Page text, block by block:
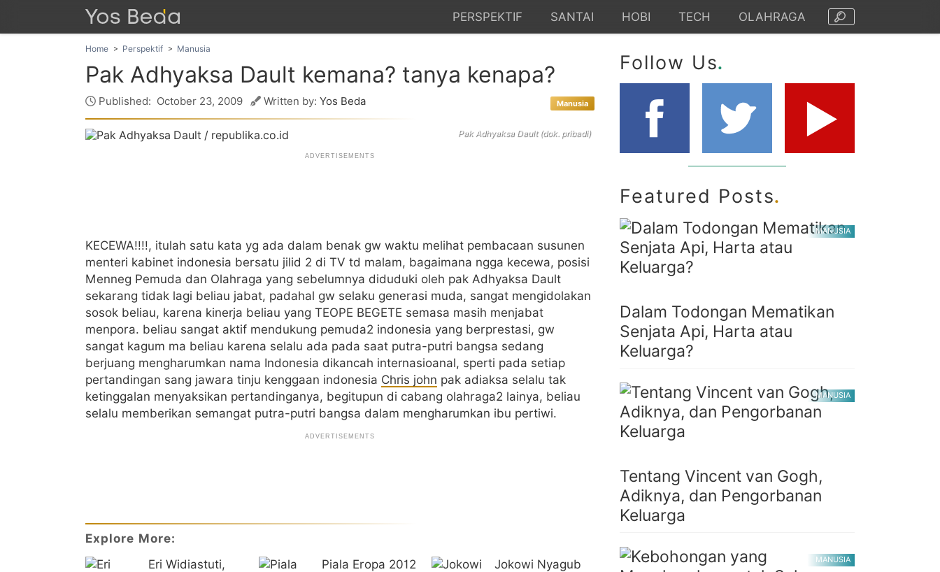
PERSPEKTIF SANTAI HOBI TECH OLAHRAGA
Home Perspektif Manusia
Pak Adhyaksa Dault kemana? tanya kenapa?
Published: October 23, 2009 Written by: Yos Beda Manusia
Pak Adhyaksa Dault (dok. pribadi)
KECEWA!!!!, itulah satu kata yg ada dalam benak gw waktu melihat pembacaan susunen
menteri kabinet indonesia bersatu jilid 2 di TV td malam, bagaimana ngga kecewa, posisi
Menneg Pemuda dan Olahraga yang sebelumnya diduduki oleh pak Adhyaksa Dault
sekarang tidak lagi beliau jabat, padahal gw selaku generasi muda, sangat mengidolakan
sosok beliau, karena kinerja beliau yang TEOPE BEGETE semasa masih menjabat
menpora. beliau sangat aktif mendukung pemuda2 indonesia yang berprestasi, gw
sangat kagum ma beliau karena selalu ada pada saat putra-putri bangsa sedang
berjuang mengharumkan nama Indonesia dikancah internasioanal, sperti pada setiap
pertandingan sang jawara tinju kenggaan indonesia Chris john pak adiaksa selalu tak
ketinggalan menyaksikan pertandinganya, begitupun di cabang olahraga2 lainya, beliau
selalu memberikan semangat putra-putri bangsa dalam mengharumkan ibu pertiwi.
Explore More:
Eri Widiastuti,
Piala Eropa 2012
Jokowi Nyagub
Follow Us.
Featured Posts.
MANUSIA
Dalam Todongan Mematikan
Senjata Api, Harta atau
Keluarga?
MANUSIA
Tentang Vincent van Gogh,
Adiknya, dan Pengorbanan
Keluarga
MANUSIA